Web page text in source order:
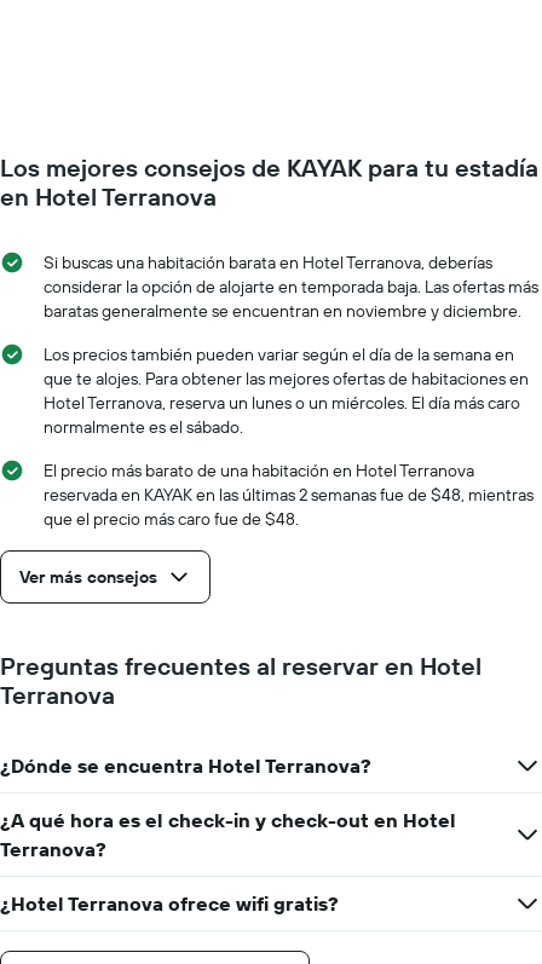
muestra
1
eje
que
indica
el
precio
promedio
de
una
habitación
que
se
fecha
de
gráfico
muestra
que
indica
cantidad
de
días
para
la
gráfico
muestra
1
eje
Y
que
indica
el
precio
Los mejores consejos de KAYAK para tu estadía
en Hotel Terranova
Si buscas una habitación barata en Hotel Terranova, deberías
considerar la opción de alojarte en temporada baja. Las ofertas más
baratas generalmente se encuentran en noviembre y diciembre.
Los precios también pueden variar según el día de la semana en
que te alojes. Para obtener las mejores ofertas de habitaciones en
Hotel Terranova, reserva un lunes o un miércoles. El día más caro
normalmente es el sábado.
El precio más barato de una habitación en Hotel Terranova
reservada en KAYAK en las últimas 2 semanas fue de $48, mientras
que el precio más caro fue de $48.
Ver más consejos
Preguntas frecuentes al reservar en Hotel
Terranova
¿Dónde se encuentra Hotel Terranova?
¿A qué hora es el check-in y check-out en Hotel
Terranova?
¿Hotel Terranova ofrece wifi gratis?